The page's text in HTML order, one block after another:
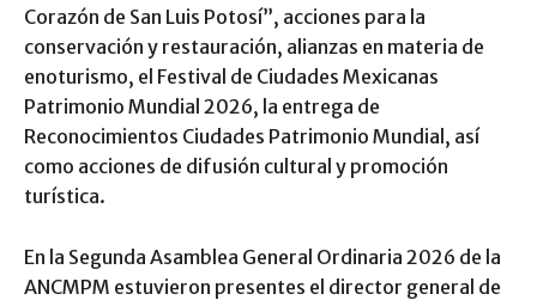
Corazón de San Luis Potosí”, acciones para la
conservación y restauración, alianzas en materia de
enoturismo, el Festival de Ciudades Mexicanas
Patrimonio Mundial 2026, la entrega de
Reconocimientos Ciudades Patrimonio Mundial, así
como acciones de difusión cultural y promoción
turística.
En la Segunda Asamblea General Ordinaria 2026 de la
ANCMPM estuvieron presentes el director general de